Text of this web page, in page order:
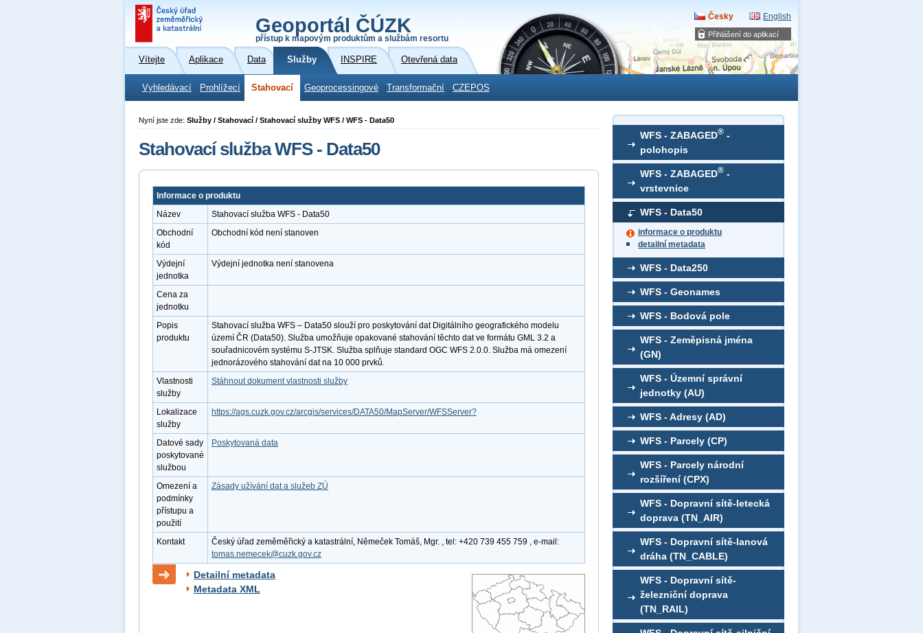
Přihlášení do aplikací
Geoportál ČÚZK
přístup k mapovým produktům a službám resortu
Česky English
Vítejte Aplikace Data Služby INSPIRE Otevřená data
Vyhledávací Prohlížecí Stahovací Geoprocessingové Transformační CZEPOS
WFS - ZABAGED® -
polohopis
WFS - ZABAGED® -
vrstevnice
WFS - Data50
informace o produktu
detailní metadata
WFS - Data250
WFS - Geonames
WFS - Bodová pole
WFS - Zeměpisná jména
(GN)
WFS - Územní správní
jednotky (AU)
WFS - Adresy (AD)
WFS - Parcely (CP)
WFS - Parcely národní
rozšíření (CPX)
WFS - Dopravní sítě-letecká
doprava (TN_AIR)
WFS - Dopravní sítě-lanová
dráha (TN_CABLE)
WFS - Dopravní sítě-
železniční doprava
(TN_RAIL)
Nyní jste zde: Služby / Stahovací / Stahovací služby WFS / WFS - Data50
Stahovací služba WFS - Data50
Informace o produktu
Název
Stahovací služba WFS - Data50
Obchodní
kód
Obchodní kód není stanoven
Výdejní
jednotka
Výdejní jednotka není stanovena
Cena za
jednotku
Popis
produktu
Stahovací služba WFS – Data50 slouží pro poskytování dat Digitálního geografického modelu
území ČR (Data50). Služba umožňuje opakované stahování těchto dat ve formátu GML 3.2 a
souřadnicovém systému S-JTSK. Služba splňuje standard OGC WFS 2.0.0. Služba má omezení
jednorázového stahování dat na 10 000 prvků.
Vlastnosti
služby
Stáhnout dokument vlastnosti služby
Lokalizace
služby
https://ags.cuzk.gov.cz/arcgis/services/DATA50/MapServer/WFSServer?
Datové sady
poskytované
službou
Poskytovaná data
Omezení a
podmínky
přístupu a
použití
Zásady užívání dat a služeb ZÚ
Kontakt
Český úřad zeměměřický a katastrální, Němeček Tomáš, Mgr. , tel: +420 739 455 759 , e-mail:
tomas.nemecek@cuzk.gov.cz
Detailní metadata
Metadata XML